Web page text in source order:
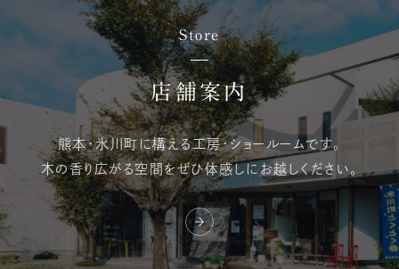
Store
店舗案内
熊本・氷川町に構える工房・ショールームです。
木の香り広がる空間をぜひ体感しにお越しください。